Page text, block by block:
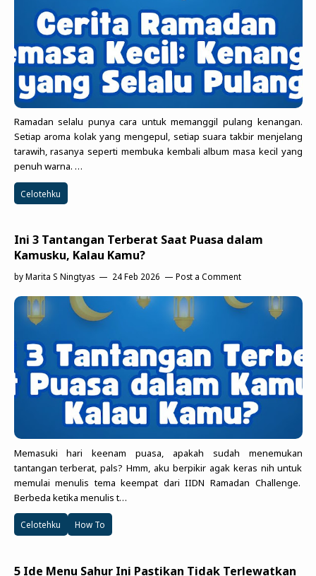
Ramadan selalu punya cara untuk memanggil pulang kenangan.
Setiap aroma kolak yang mengepul, setiap suara takbir menjelang
tarawih, rasanya seperti membuka kembali album masa kecil yang
penuh warna. …
Celotehku
Ini 3 Tantangan Terberat Saat Puasa dalam
Kamusku, Kalau Kamu?
byMarita S Ningtyas 24 Feb 2026 Post a Comment
Memasuki hari keenam puasa, apakah sudah menemukan
tantangan terberat, pals? Hmm, aku berpikir agak keras nih untuk
memulai menulis tema keempat dari IIDN Ramadan Challenge.
Berbeda ketika menulis t…
Celotehku How To
5 Ide Menu Sahur Ini Pastikan Tidak Terlewatkan